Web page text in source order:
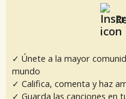
✓ Únete a la mayor
mundo
✓ Califica, comenta y haz
✓ Guarda las canciones en